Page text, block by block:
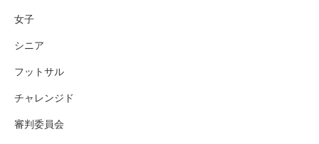
女子
シニア
フットサル
チャレンジド
審判委員会